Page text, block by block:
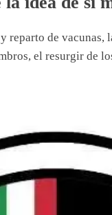
reparto de vacunas,
el resurgir de